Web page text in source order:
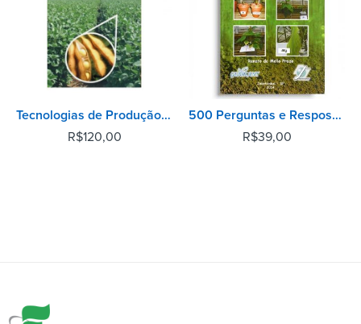
Tecnologias de Produção e Usos da Soja
R$120,00
500 Perguntas e Respostas Sobre Nutrição de Plantas - 2° Edição
R$39,00